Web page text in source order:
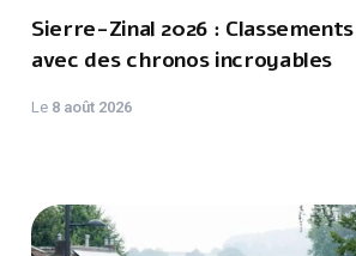
Sierre-Zinal 2026 :
avec des chronos incroyables
Le 8 août 2026